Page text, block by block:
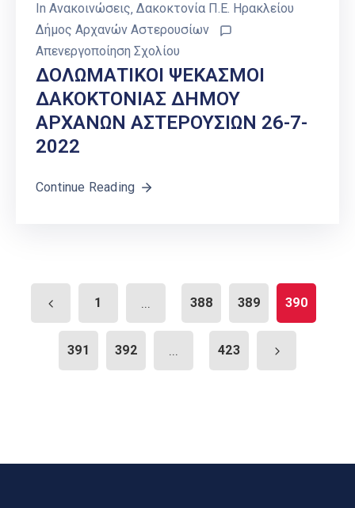
In Ανακοινώσεις‚ Δακοκτονία Π.Ε. Ηρακλείου
Δήμος Αρχανών Αστερουσίων
Απενεργοποίηση Σχολίου
ΔΟΛΩΜΑΤΙΚΟΙ ΨΕΚΑΣΜΟΙ
ΔΑΚΟΚΤΟΝΙΑΣ ΔΗΜΟΥ
ΑΡΧΑΝΩΝ ΑΣΤΕΡΟΥΣΙΩΝ 26-7-
2022
Continue Reading
1 ... 388 389 390
391 392 ... 423